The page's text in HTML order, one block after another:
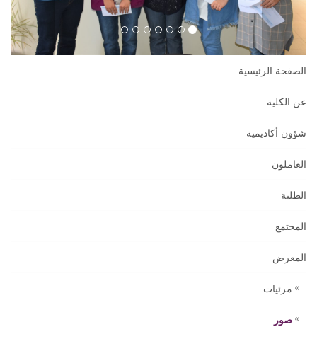
الصفحة الرئيسية
عن الكلية
شؤون أكاديمية
العاملون
الطلبة
المجتمع
المعرض
مرئيات
صور